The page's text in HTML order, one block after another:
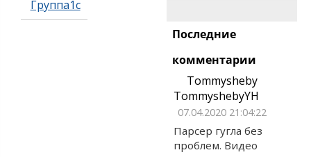
Группа1с
Последние
комментарии
Tommysheby
TommyshebyYH
07.04.2020 21:04:22
Парсер гугла без
проблем. Видео